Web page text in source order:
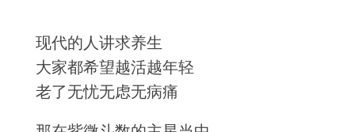
现代的人讲求养生
大家都希望越活越年轻
老了无忧无虑无病痛